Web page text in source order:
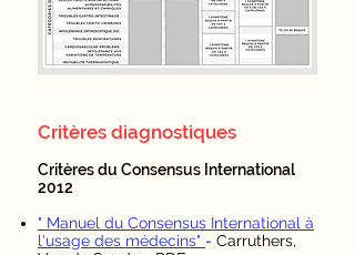
Critères diagnostiques
Critères du Consensus International
2012
" Manuel du Consensus International à
l'usage des médecins" - Carruthers,